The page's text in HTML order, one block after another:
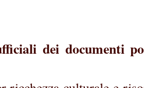
dei documenti